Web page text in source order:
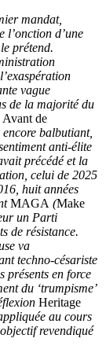
mandat,
l’onction d’une
prétend.
vague
de la majorité du
Avant de
balbutiant,
anti-élite
précédé et la
celui de 2025
huit années
MAGA (Make
un Parti
de résistance.
va
techno-césariste
présents en force
du ‘trumpisme’
Heritage
au cours
revendiqué